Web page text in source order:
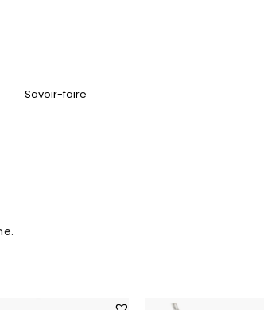
Savoir-faire